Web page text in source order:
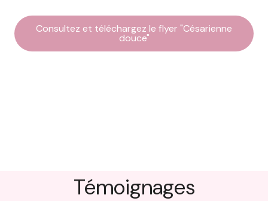
Consultez et téléchargez le flyer "Césarienne
douce"
Témoignages